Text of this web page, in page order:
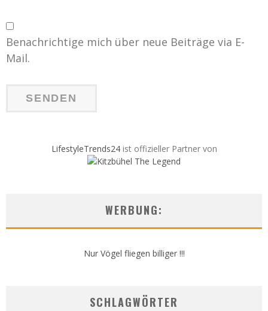
Benachrichtige mich über neue Beiträge via E-
Mail.
LifestyleTrends24ist offizieller Partner von
WERBUNG:
Nur Vögel fliegen billiger !!!
SCHLAGWÖRTER